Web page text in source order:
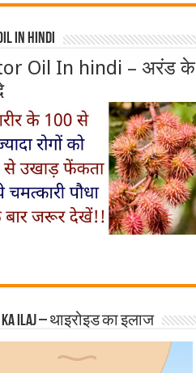
In Hindi
Oil In hindi – अरंड के
ka ilaj – थाइरोइड का इलाज